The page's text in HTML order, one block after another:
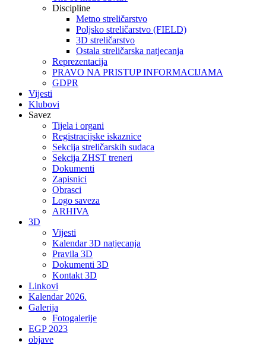
Discipline
Metno streličarstvo
Poljsko streličarstvo (FIELD)
3D streličarstvo
Ostala streličarska natjecanja
Reprezentacija
PRAVO NA PRISTUP INFORMACIJAMA
GDPR
Vijesti
Klubovi
Savez
Tijela i organi
Registracijske iskaznice
Sekcija streličarskih sudaca
Sekcija ZHST treneri
Dokumenti
Zapisnici
Obrasci
Logo saveza
ARHIVA
3D
Vijesti
Kalendar 3D natjecanja
Pravila 3D
Dokumenti 3D
Kontakt 3D
Linkovi
Kalendar 2026.
Galerija
Fotogalerije
EGP 2023
objave